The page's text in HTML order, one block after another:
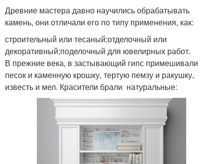
Древние мастера давно научились обрабатывать
камень, они отличали его по типу применения, как:
строительный или тесаный;отделочный или
декоративный;поделочный для ювелирных работ.
В прежние века, в застывающий гипс примешивали
песок и каменную крошку, тертую пемзу и ракушку,
известь и мел. Красители брали натуральные: